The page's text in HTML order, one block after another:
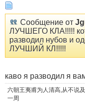
Сообщение от
ЛУЧШЕГО КЛА!!!!!
разводил нубов и
ЛУЧШИЙ КЛ!!!!!
каво я разводил я
六朝王夷甫为人清高,从不说
一周